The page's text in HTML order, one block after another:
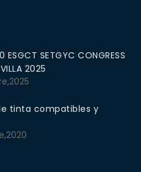
SETGYC CONGRESS
2025
tinta compatibles y